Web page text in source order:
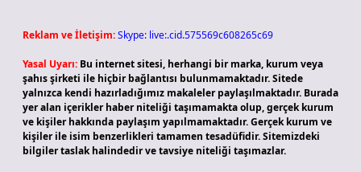
Reklam ve İletişim:Skype: live:.cid.575569c608265c69
Yasal Uyarı: Bu internet sitesi, herhangi bir marka, kurum veya
şahıs şirketi ile hiçbir bağlantısı bulunmamaktadır. Sitede
yalnızca kendi hazırladığımız makaleler paylaşılmaktadır. Burada
yer alan içerikler haber niteliği taşımamakta olup, gerçek kurum
ve kişiler hakkında paylaşım yapılmamaktadır. Gerçek kurum ve
kişiler ile isim benzerlikleri tamamen tesadüfidir. Sitemizdeki
bilgiler taslak halindedir ve tavsiye niteliği taşımazlar.